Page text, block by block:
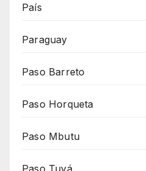
País
Paraguay
Paso Barreto
Paso Horqueta
Paso Mbutu